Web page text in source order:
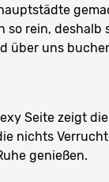
so rein, deshalb
über uns
Seite zeigt
nichts
genießen.